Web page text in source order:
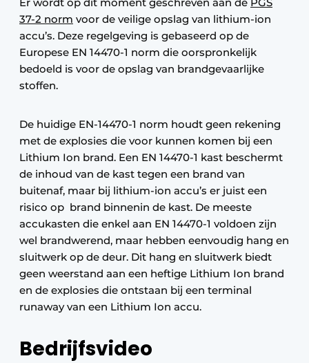
37-2 norm voor de veilige opslag van lithium-ion
accu’s. Deze regelgeving is gebaseerd op de
Europese EN 14470-1 norm die oorspronkelijk
bedoeld is voor de opslag van brandgevaarlijke
stoffen.
De huidige EN-14470-1 norm houdt geen rekening
met de explosies die voor kunnen komen bij een
Lithium Ion brand. Een EN 14470-1 kast beschermt
de inhoud van de kast tegen een brand van
buitenaf, maar bij lithium-ion accu’s er juist een
risico op brand binnenin de kast. De meeste
accukasten die enkel aan EN 14470-1 voldoen zijn
wel brandwerend, maar hebben eenvoudig hang en
sluitwerk op de deur. Dit hang en sluitwerk biedt
geen weerstand aan een heftige Lithium Ion brand
en de explosies die ontstaan bij een terminal
runaway van een Lithium Ion accu.
Bedrijfsvideo